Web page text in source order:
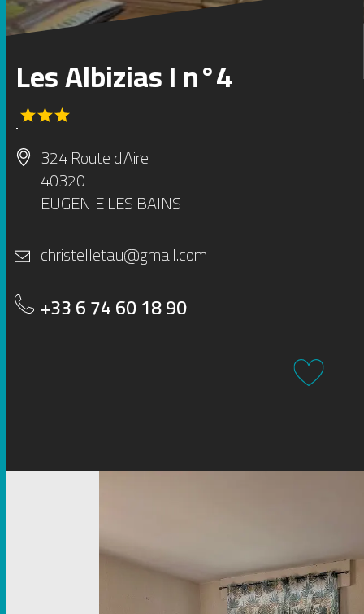
Les Albizias I n°4
324 Route d'Aire
40320
EUGENIE LES BAINS
christelletau@gmail.com
+33 6 74 60 18 90